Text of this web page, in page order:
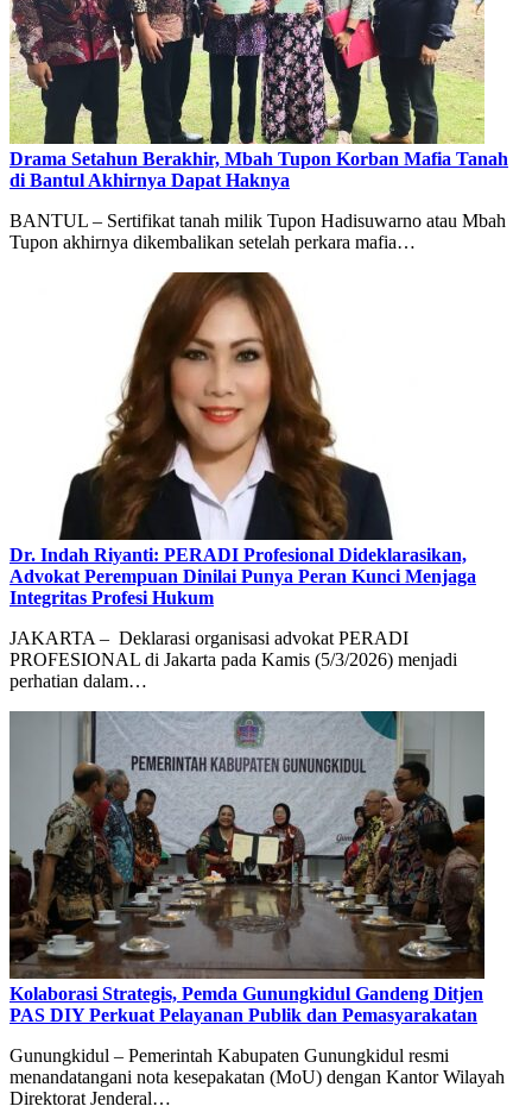
Drama Setahun Berakhir, Mbah Tupon Korban Mafia Tanah
di Bantul Akhirnya Dapat Haknya
BANTUL – Sertifikat tanah milik Tupon Hadisuwarno atau Mbah
Tupon akhirnya dikembalikan setelah perkara mafia…
Dr. Indah Riyanti: PERADI Profesional Dideklarasikan,
Advokat Perempuan Dinilai Punya Peran Kunci Menjaga
Integritas Profesi Hukum
JAKARTA – Deklarasi organisasi advokat PERADI
PROFESIONAL di Jakarta pada Kamis (5/3/2026) menjadi
perhatian dalam…
Kolaborasi Strategis, Pemda Gunungkidul Gandeng Ditjen
PAS DIY Perkuat Pelayanan Publik dan Pemasyarakatan
Gunungkidul – Pemerintah Kabupaten Gunungkidul resmi
menandatangani nota kesepakatan (MoU) dengan Kantor Wilayah
Direktorat Jenderal…